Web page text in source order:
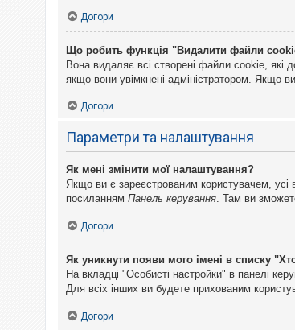
Догори
Що робить функція "Видалити файли
Вона видаляє всі створені файли cookie, які
якщо вони увімкнені адміністратором. Якщо
Догори
Параметри та налаштування
Як мені змінити мої налаштування?
Якщо ви є зареєстрованим користувачем, усі
посиланням Панель керування. Там ви
Догори
Як уникнути появи мого імені в списку
На вкладці "Особисті настройки" в панелі
Для всіх інших ви будете прихованим
Догори